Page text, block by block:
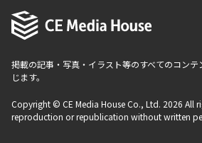
掲載の記事・写真・イラスト等のすべてのコン
じます。
Copyright © CE Media House Co., Ltd. 2026 All
reproduction or republication without written